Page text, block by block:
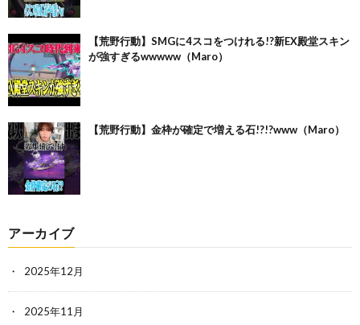
【荒野行動】SMGに4スコをつけれる!?新EX殿堂スキン
が強すぎるwwwww（Maro）
【荒野行動】金枠が確定で増える石!?!?www（Maro）
アーカイブ
2025年12月
2025年11月